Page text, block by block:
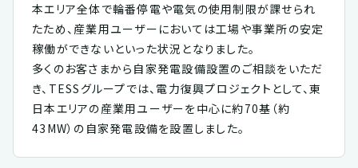
本エリア全体で輪番停電や電気の使用制限が課せられ
たため、産業用ユーザーにおいては工場や事業所の安定
稼働ができないといった状況となりました。
多くのお客さまから自家発電設備設置のご相談をいただ
き、TESSグループでは、電力復興プロジェクトとして、東
日本エリアの産業用ユーザーを中心に約70基（約
43MW）の自家発電設備を設置しました。